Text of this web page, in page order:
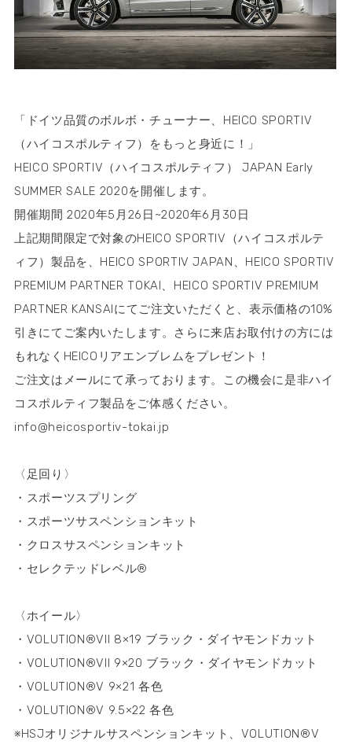
「ドイツ品質のボルボ・チューナー、HEICO SPORTIV
（ハイコスポルティフ）をもっと身近に！」
HEICO SPORTIV（ハイコスポルティフ） JAPAN Early
SUMMER SALE 2020を開催します。
開催期間 2020年5月26日~2020年6月30日
上記期間限定で対象のHEICO SPORTIV（ハイコスポルテ
ィフ）製品を、HEICO SPORTIV JAPAN、HEICO SPORTIV
PREMIUM PARTNER TOKAI、HEICO SPORTIV PREMIUM
PARTNER KANSAIにてご注文いただくと、表示価格の10%
引きにてご案内いたします。さらに来店お取付けの方には
もれなくHEICOリアエンブレムをプレゼント！
​ご注文はメールにて承っております。この機会に是非ハイ
コスポルティフ製品をご体感ください。
​info@heicosportiv-tokai.jp
〈足回り〉
・スポーツスプリング
・スポーツサスペンションキット
・クロスサスペンションキット
​・セレクテッドレベル®
〈ホイール〉
・VOLUTION®VII 8×19 ブラック・ダイヤモンドカット
・VOLUTION®VII 9×20 ブラック・ダイヤモンドカット
・VOLUTION®V 9×21 各色
・VOLUTION®V 9.5×22 各色
​※HSJオリジナルサスペンションキット、VOLUTION®V